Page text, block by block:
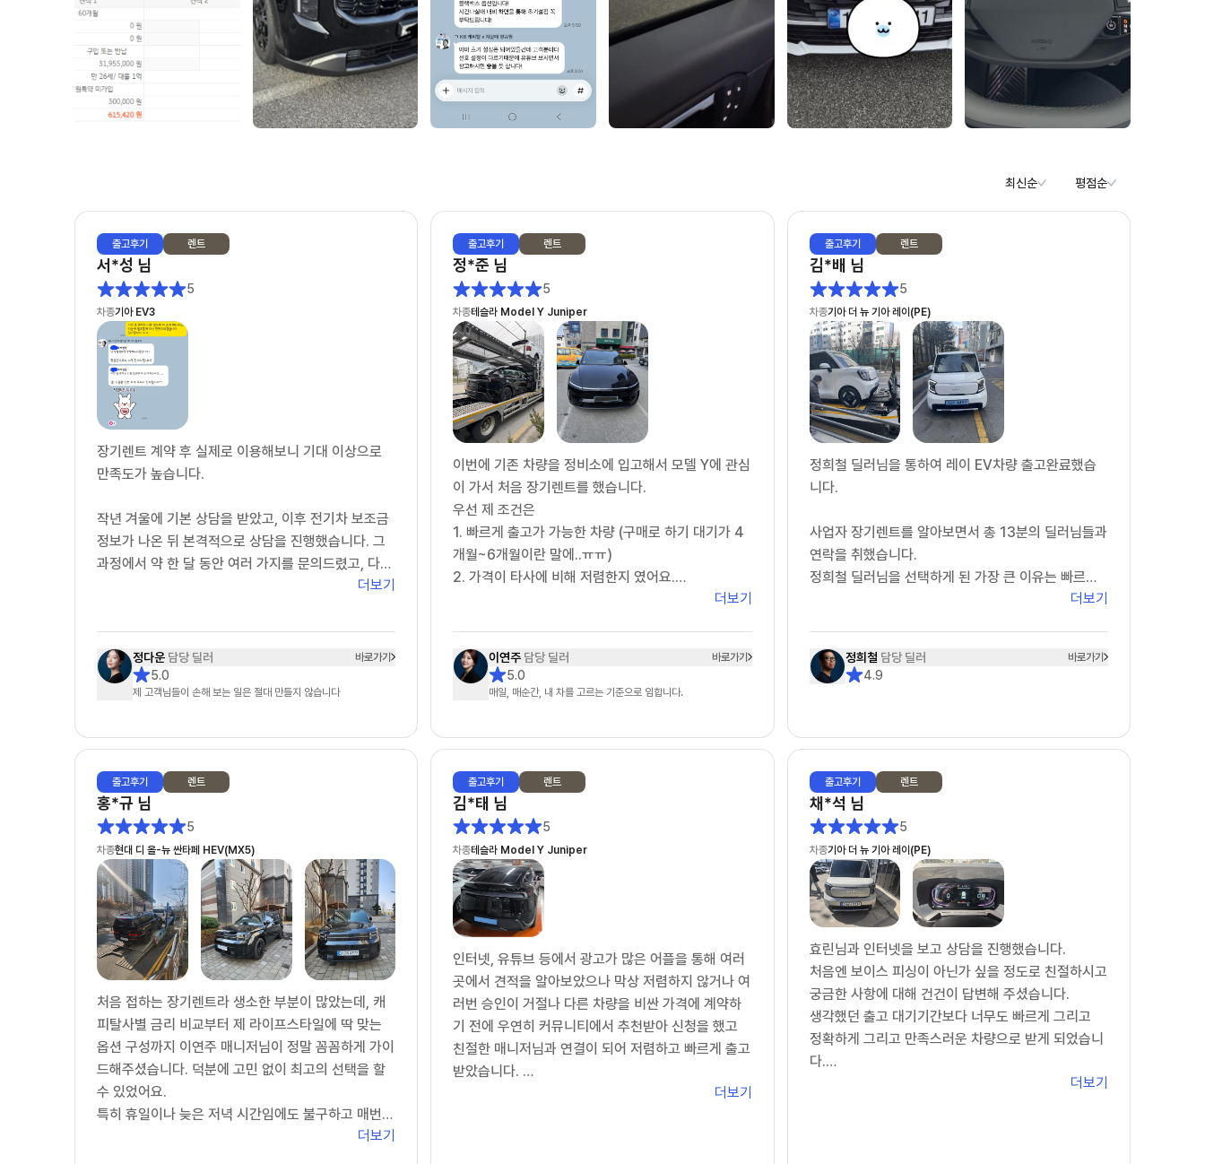
최신순 평점순
출고후기 렌트
서*성 님
5
차종기아 EV3
장기렌트 계약 후 실제로 이용해보니 기대 이상으로
만족도가 높습니다.
작년 겨울에 기본 상담을 받았고, 이후 전기차 보조금
정보가 나온 뒤 본격적으로 상담을 진행했습니다. 그
과정에서 약 한 달 동안 여러 가지를 문의드렸고, 다른
업체에서 받은 견적서까지 꼼꼼하게 검토해 주시는 등
단순한 상담을 넘어, 끝까지 책임지고 도와주신다는
느낌을 받았고 항상 친절하게 응대해 주셔서 신뢰가
갔습니다. 고객 입장에서 최선을 다해 주신다는 점이
있었습니다. 첫 장기렌트이자 첫 차 구매였는데 매우
여 출고하셨습니다.
더보기
정다운 담당 딜러 바로가기
5.0
제 고객님들이 손해 보는 일은 절대 만들지 않습니다
출고후기 렌트
정*준 님
5
차종테슬라 Model Y Juniper
이번에 기존 차량을 정비소에 입고해서 모델 Y에 관심
이 가서 처음 장기렌트를 했습니다.
우선 제 조건은
1. 빠르게 출고가 가능한 차량 (구매로 하기 대기가 4
개월~6개월이란 말에..ㅠㅠ)
2. 가격이 타사에 비해 저렴한지 였어요.
정말 운 좋게 차살때에 이연주 매니저님과 연결 되었
고, 타사는 봇(bot) 계정으로 응대 하는거 같았습니
- 제가 렌트 경험이 없어 정말 귀찮게 많은 견적을 요
청 드렸는데도 불구하고, 다양한 시뮬레이션으로 견적
을 주셨습니다. (무보증, 선보증20%, 선납20% 등
등)
2. 문의에 대한 회신 속도: ★★★★★
- 타사는 오전에 문의를 드리면 오후 3~4시쯤 답변이
오거나 오후 6시 이후에 답변와서 또 답변하면 지금은
영업시간이 아닙니다... 이런 멘트가 나왔었어요. (봇
응대)
- 차살때는 전혀 그런것 없이 친절하게 설명해주시고
오히려 제가 답변을 늦게 드린적이 있었네요
3. 차량 출고: ★★★★★
- 다른 업체도 빠른출고 상품이 있었어요. 저는 다 빠
더보기
이연주 담당 딜러 바로가기
5.0
매일, 매순간, 내 차를 고르는 기준으로 임합니다.
출고후기 렌트
김*배 님
5
차종기아 더 뉴 기아 레이(PE)
정희철 딜러님을 통하여 레이 EV차량 출고완료했습
니다.
사업자 장기렌트를 알아보면서 총 13분의 딜러님들과
연락을 취했습니다.
정희철 딜러님을 선택하게 된 가장 큰 이유는 빠르고
을 재송부받기까지 걸리는 시간은 1분 내외입니다.
또한 다른 옵션을 요청할경우 고객이 이 옵션을 왜 요
해주셨습니다.
그래서 정희철 딜러님을 선택하게 되었고 견적, 계약,
출고까지 모든 일들이 아주 NICE했습니다.
어떤 딜러님께서 '10개월 대기 해야하고 현재 본인의
고객은 5개월째 대기중입니다.'라는 레이 EV차량을 1
달반만에 빠르게 출고해주셨습니다.
보조금이라던지, 출고시 탁송처럼 딜러님의 영향이 아
다 해결해주셨습니다.
특히 탁송건은 정말 너무 감사드렸습니다. "제가 만약
~"이라는 고객의 편에서 먼저 생각해주시면 정희철
딜러님을 적극 추천해드리며 이번사업자 렌트 기간이
종료가 되어도 저는 정희철 딜러님과 함께 하고 싶습
니다.
더보기
정희철 담당 딜러 바로가기
4.9
출고후기 렌트
홍*규 님
5
차종현대 디 올-뉴 싼타페 HEV(MX5)
처음 접하는 장기렌트라 생소한 부분이 많았는데, 캐
피탈사별 금리 비교부터 제 라이프스타일에 딱 맞는
옵션 구성까지 이연주 매니저님이 정말 꼼꼼하게 가이
드해주셨습니다. 덕분에 고민 없이 최고의 선택을 할
수 있었어요.
​특히 휴일이나 늦은 저녁 시간임에도 불구하고 매번
친절하고 상세하게 응대해주시는 모습에서 깊은 전문
더보기
출고후기 렌트
김*태 님
5
차종테슬라 Model Y Juniper
인터넷, 유튜브 등에서 광고가 많은 어플을 통해 여러
곳에서 견적을 알아보았으나 막상 저렴하지 않거나 여
러번 승인이 거절나 다른 차량을 비싼 가격에 계약하
기 전에 우연히 커뮤니티에서 추천받아 신청을 했고
친절한 매니저님과 연결이 되어 저렴하고 빠르게 출고
받았습니다.
더보기
출고후기 렌트
채*석 님
5
차종기아 더 뉴 기아 레이(PE)
효린님과 인터넷을 보고 상담을 진행했습니다.
처음엔 보이스 피싱이 아닌가 싶을 정도로 친절하시고
궁금한 사항에 대해 건건이 답변해 주셨습니다.
생각했던 출고 대기기간보다 너무도 빠르게 그리고
정확하게 그리고 만족스러운 차량으로 받게 되었습니
다.
다음에도 차살때를 통해 효린메니져를 통해 차를 신청
더보기